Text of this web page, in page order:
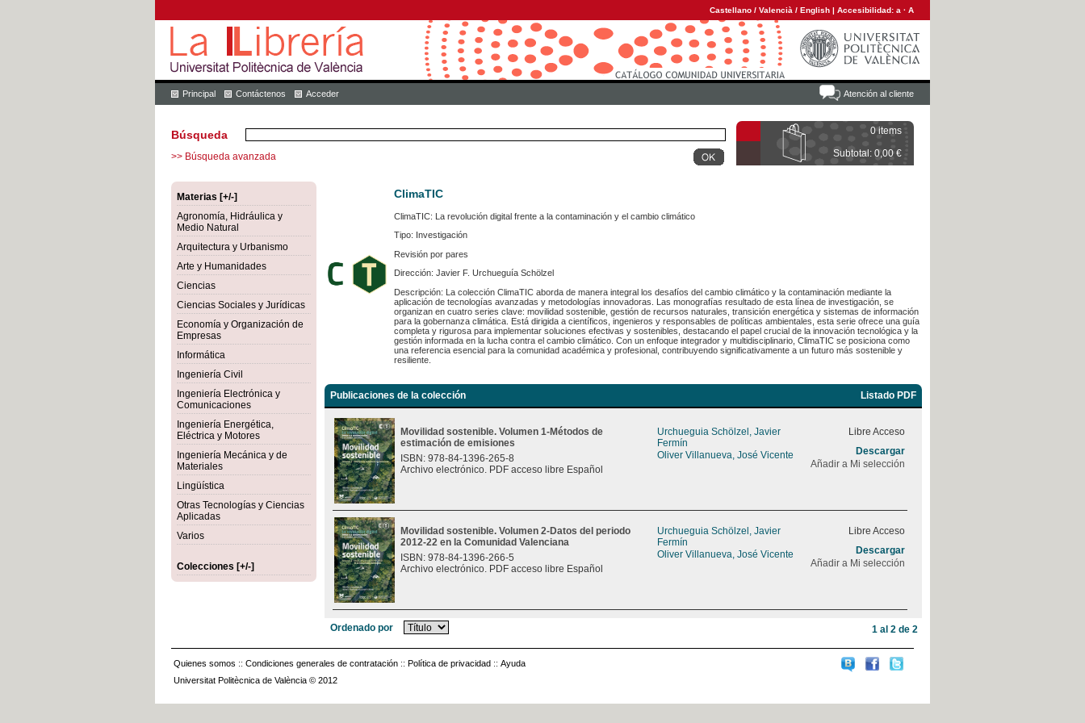
Castellano / Valencià / English | Accesibilidad: a · A
Atención al cliente
Principal Contáctenos Acceder
0 items
Subtotal: 0,00 €
Búsqueda
>> Búsqueda avanzada
Materias [+/-]
Agronomía, Hidráulica y
Medio Natural
Arquitectura y Urbanismo
Arte y Humanidades
Ciencias
Ciencias Sociales y Jurídicas
Economía y Organización de
Empresas
Informática
Ingeniería Civil
Ingeniería Electrónica y
Comunicaciones
Ingeniería Energética,
Eléctrica y Motores
Ingeniería Mecánica y de
Materiales
Lingüística
Otras Tecnologías y Ciencias
Aplicadas
Varios
Colecciones [+/-]
ClimaTIC
ClimaTIC: La revolución digital frente a la contaminación y el cambio climático
Tipo: Investigación
Revisión por pares
Dirección: Javier F. Urchueguía Schölzel
Descripción: La colección ClimaTIC aborda de manera integral los desafíos del cambio climático y la contaminación mediante la
aplicación de tecnologías avanzadas y metodologías innovadoras. Las monografías resultado de esta línea de investigación, se
organizan en cuatro series clave: movilidad sostenible, gestión de recursos naturales, transición energética y sistemas de información
para la gobernanza climática. Está dirigida a científicos, ingenieros y responsables de políticas ambientales, esta serie ofrece una guía
completa y rigurosa para implementar soluciones efectivas y sostenibles, destacando el papel crucial de la innovación tecnológica y la
gestión informada en la lucha contra el cambio climático. Con un enfoque integrador y multidisciplinario, ClimaTIC se posiciona como
una referencia esencial para la comunidad académica y profesional, contribuyendo significativamente a un futuro más sostenible y
resiliente.
Publicaciones de la colección Listado PDF
Movilidad sostenible. Volumen 1-Métodos de
estimación de emisiones
ISBN: 978-84-1396-265-8
Archivo electrónico. PDF acceso libre Español
Urchueguia Schölzel, Javier
Fermín
Oliver Villanueva, José Vicente
Libre Acceso
Descargar
Añadir a Mi selección
Movilidad sostenible. Volumen 2-Datos del periodo
2012-22 en la Comunidad Valenciana
ISBN: 978-84-1396-266-5
Archivo electrónico. PDF acceso libre Español
Urchueguia Schölzel, Javier
Fermín
Oliver Villanueva, José Vicente
Libre Acceso
Descargar
Añadir a Mi selección
Ordenado por 1 al 2 de 2
Quienes somos :: Condiciones generales de contratación :: Política de privacidad :: Ayuda
Universitat Politècnica de València © 2012